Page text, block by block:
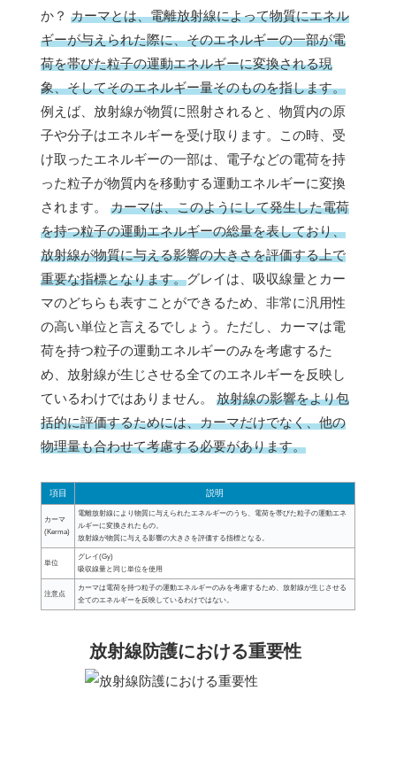
か？ カーマとは、電離放射線によって物質にエネル
ギーが与えられた際に、そのエネルギーの一部が電
荷を帯びた粒子の運動エネルギーに変換される現
象、そしてそのエネルギー量そのものを指します。
例えば、放射線が物質に照射されると、物質内の原
子や分子はエネルギーを受け取ります。この時、受
け取ったエネルギーの一部は、電子などの電荷を持
った粒子が物質内を移動する運動エネルギーに変換
されます。 カーマは、このようにして発生した電荷
を持つ粒子の運動エネルギーの総量を表しており、
放射線が物質に与える影響の大きさを評価する上で
重要な指標となります。グレイは、吸収線量とカー
マのどちらも表すことができるため、非常に汎用性
の高い単位と言えるでしょう。ただし、カーマは電
荷を持つ粒子の運動エネルギーのみを考慮するた
め、放射線が生じさせる全てのエネルギーを反映し
ているわけではありません。 放射線の影響をより包
括的に評価するためには、カーマだけでなく、他の
物理量も合わせて考慮する必要があります。
項目 説明
カーマ
(Kerma)
電離放射線により物質に与えられたエネルギーのうち、電荷を帯びた粒子の運動エネ
ルギーに変換されたもの。
放射線が物質に与える影響の大きさを評価する指標となる。
単位
グレイ(Gy)
吸収線量と同じ単位を使用
注意点
カーマは電荷を持つ粒子の運動エネルギーのみを考慮するため、放射線が生じさせる
全てのエネルギーを反映しているわけではない。
放射線防護における重要性